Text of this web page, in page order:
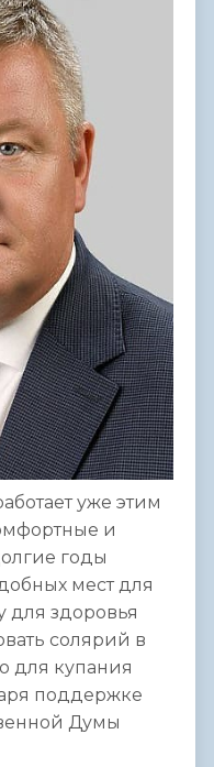
уже этим
и
годы
мест для
для здоровья
солярий в
для купания
поддержке
Думы